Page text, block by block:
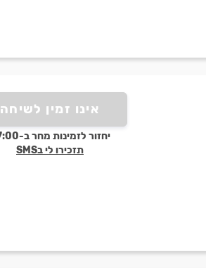
אינו זמין לשיחה
יחזור לזמינות מחר ב-07:00
תזכירו לי בSMS